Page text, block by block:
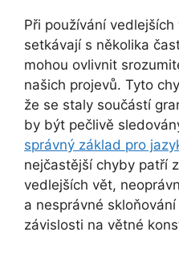
Při používání
setkávají s několika
mohou ovlivnit
našich projevů. Tyto
že se staly součástí
by být pečlivě
správný základ pro
nejčastější chyby patří
vedlejších vět,
a nesprávné
závislosti na větné